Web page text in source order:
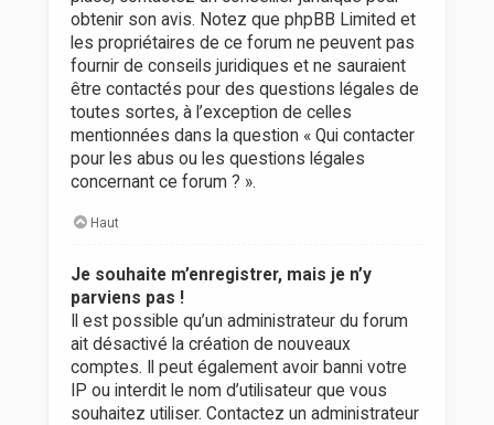
obtenir son avis. Notez que phpBB Limited et
les propriétaires de ce forum ne peuvent pas
fournir de conseils juridiques et ne sauraient
être contactés pour des questions légales de
toutes sortes, à l’exception de celles
mentionnées dans la question « Qui contacter
pour les abus ou les questions légales
concernant ce forum ? ».
Haut
Je souhaite m’enregistrer, mais je n’y
parviens pas !
Il est possible qu’un administrateur du forum
ait désactivé la création de nouveaux
comptes. Il peut également avoir banni votre
IP ou interdit le nom d’utilisateur que vous
souhaitez utiliser. Contactez un administrateur